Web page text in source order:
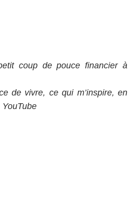
coup de pouce financier à
de vivre, ce qui m’inspire, en